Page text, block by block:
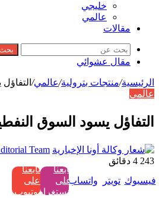
خليجي
عالمي
مقالات
مقال عشوائي
الرئيسية/منتجات بترولية/عالمي/
عالمي
التفاؤل يسود السوق
Team
243 4 دقائق
فيسبوك تويتر واتساب
تابعنا
على
إنستغرام
تابعنا
على
يوتيوب